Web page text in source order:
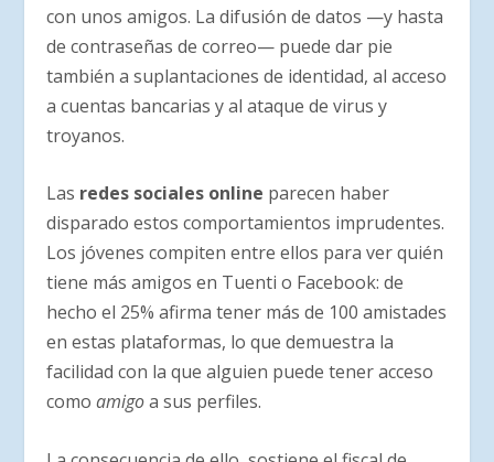
con unos amigos. La difusión de datos —y hasta
de contraseñas de correo— puede dar pie
también a suplantaciones de identidad, al acceso
a cuentas bancarias y al ataque de virus y
troyanos.
Las redes sociales online parecen haber
disparado estos comportamientos imprudentes.
Los jóvenes compiten entre ellos para ver quién
tiene más amigos en Tuenti o Facebook: de
hecho el 25% afirma tener más de 100 amistades
en estas plataformas, lo que demuestra la
facilidad con la que alguien puede tener acceso
comoamigoa sus perfiles.